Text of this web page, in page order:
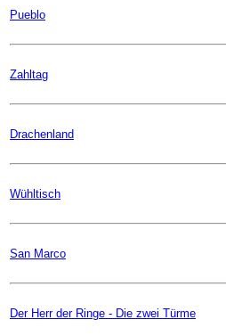
Pueblo
Zahltag
Drachenland
Wühltisch
San Marco
Der Herr der Ringe - Die zwei Türme